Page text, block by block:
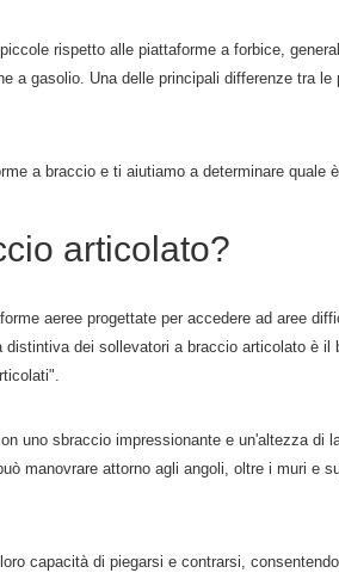
rispetto alle piattaforme a forbice,
a gasolio. Una delle principali differenze tra
a braccio e ti aiutiamo a determinare quale
articolato?
aeree progettate per accedere ad aree
dei sollevatori a braccio articolato è
uno sbraccio impressionante e un'altezza
manovrare attorno agli angoli, oltre i muri e
capacità di piegarsi e contrarsi,